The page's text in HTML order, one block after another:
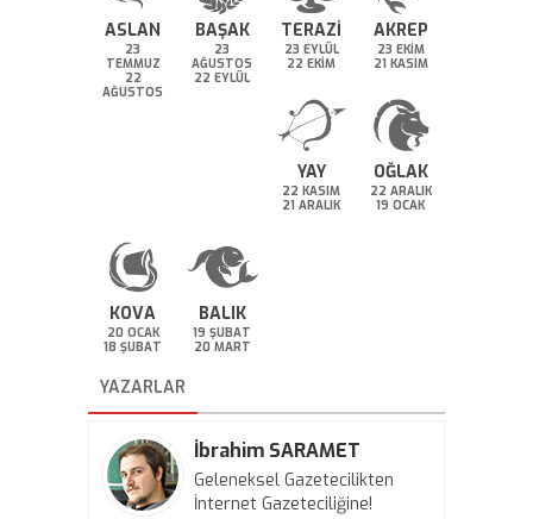
ASLAN
23
TEMMUZ
22
AĞUSTOS
BAŞAK
23
AĞUSTOS
22 EYLÜL
TERAZİ
23 EYLÜL
22 EKİM
AKREP
23 EKİM
21 KASIM
YAY
22 KASIM
21 ARALIK
OĞLAK
22 ARALIK
19 OCAK
KOVA
20 OCAK
18 ŞUBAT
BALIK
19 ŞUBAT
20 MART
YAZARLAR
İbrahim SARAMET
Geleneksel Gazetecilikten
İnternet Gazeteciliğine!